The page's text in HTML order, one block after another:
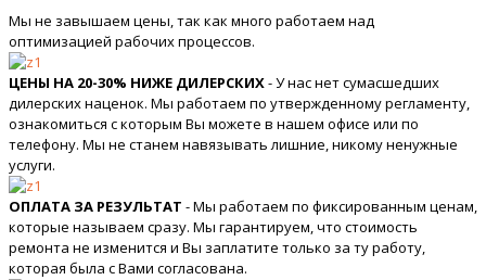
Мы не завышаем цены, так как много работаем над
оптимизацией рабочих процессов.
ЦЕНЫ НА 20-30% НИЖЕ ДИЛЕРСКИХ- У нас нет сумасшедших
дилерских наценок. Мы работаем по утвержденному регламенту,
ознакомиться с которым Вы можете в нашем офисе или по
телефону. Мы не станем навязывать лишние, никому ненужные
услуги.
ОПЛАТА ЗА РЕЗУЛЬТАТ - Мы работаем по фиксированным ценам,
которые называем сразу. Мы гарантируем, что стоимость
ремонта не изменится и Вы заплатите только за ту работу,
которая была с Вами согласована.